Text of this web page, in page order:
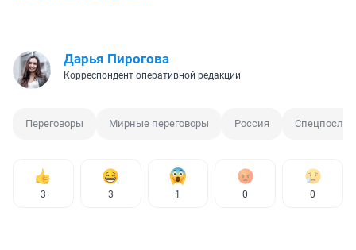
Дарья Пирогова
Корреспондент оперативной редакции
Переговоры Мирные переговоры Россия
3 3 1 0 0